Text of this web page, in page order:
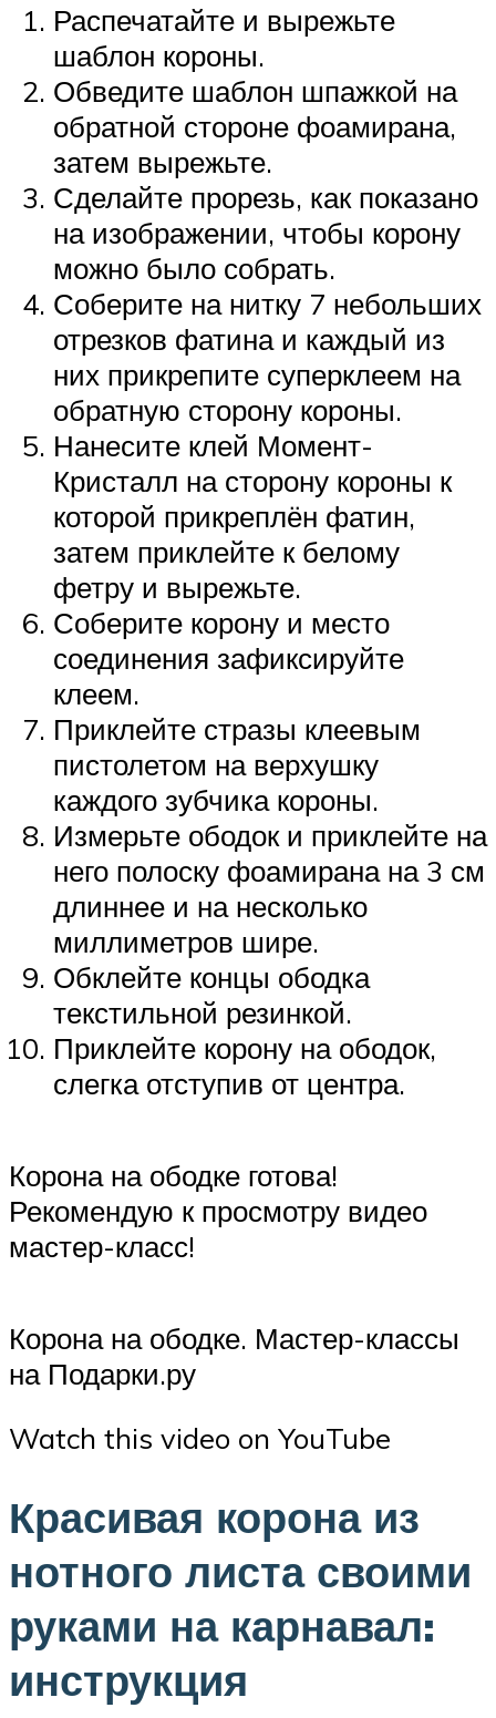
Распечатайте и вырежьте
шаблон короны.
Обведите шаблон шпажкой на
обратной стороне фоамирана,
затем вырежьте.
Сделайте прорезь, как показано
на изображении, чтобы корону
можно было собрать.
Соберите на нитку 7 небольших
отрезков фатина и каждый из
них прикрепите суперклеем на
обратную сторону короны.
Нанесите клей Момент-
Кристалл на сторону короны к
которой прикреплён фатин,
затем приклейте к белому
фетру и вырежьте.
Соберите корону и место
соединения зафиксируйте
клеем.
Приклейте стразы клеевым
пистолетом на верхушку
каждого зубчика короны.
Измерьте ободок и приклейте на
него полоску фоамирана на 3 см
длиннее и на несколько
миллиметров шире.
Обклейте концы ободка
текстильной резинкой.
Приклейте корону на ободок,
слегка отступив от центра.
Корона на ободке готова!
Рекомендую к просмотру видео
мастер-класс!
Корона на ободке. Мастер-классы
на Подарки.ру
Watch this video on YouTube
Красивая корона из
нотного листа своими
руками на карнавал:
инструкция